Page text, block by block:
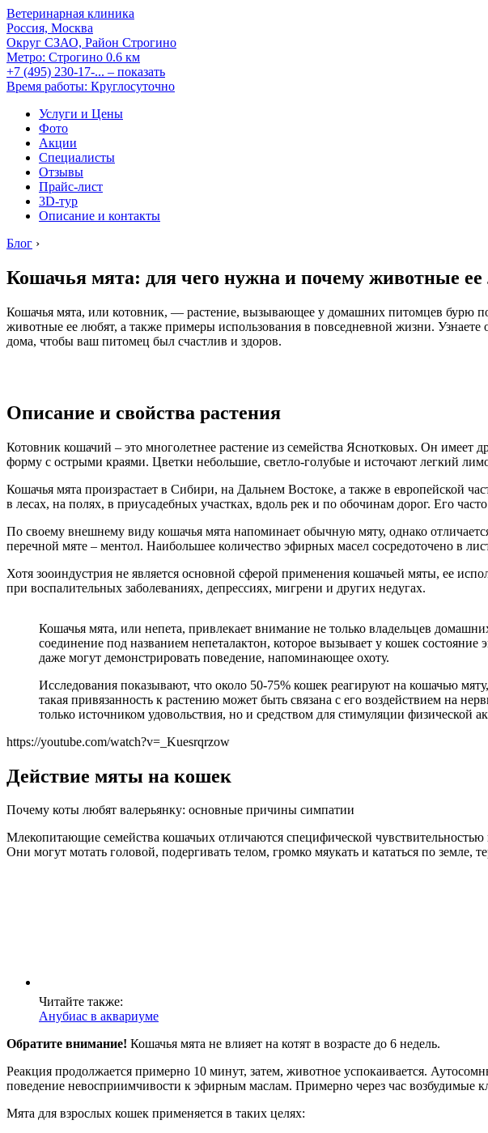
Ветеринарная клиника
Россия, Москва
Округ СЗАО, Район Строгино
Метро: Строгино 0.6 км
+7 (495) 230-17-... – показать
Время работы: Круглосуточно
Услуги и Цены
Фото
Акции
Специалисты
Отзывы
Прайс-лист
3D-тур
Описание и контакты
Блог ›
Кошачья мята: для чего нужна и почему животные ее
Кошачья мята, или котовник, — растение, вызывающее у домашних питомцев бурю
животные ее любят, а также примеры использования в повседневной жизни.
дома, чтобы ваш питомец был счастлив и здоров.
Описание и свойства растения
Котовник кошачий – это многолетнее растение из семейства Яснотковых. Он
форму с острыми краями. Цветки небольшие, светло-голубые и источают легкий
Кошачья мята произрастает в Сибири, на Дальнем Востоке, а также в европейской
в лесах, на полях, в приусадебных участках, вдоль рек и по обочинам дорог. Его
По своему внешнему виду кошачья мята напоминает обычную мяту, однако
перечной мяте – ментол. Наибольшее количество эфирных масел сосредоточено в
Хотя зооиндустрия не является основной сферой применения кошачьей мяты, ее
при воспалительных заболеваниях, депрессиях, мигрени и других недугах.
Кошачья мята, или непета, привлекает внимание не только владельцев
соединение под названием непеталактон, которое вызывает у кошек
даже могут демонстрировать поведение, напоминающее охоту.
Исследования показывают, что около 50-75% кошек реагируют на кошачью
такая привязанность к растению может быть связана с его воздействием на
только источником удовольствия, но и средством для стимуляции
https://youtube.com/watch?v=_Kuesrqrzow
Действие мяты на кошек
Почему коты любят валерьянку: основные причины симпатии
Млекопитающие семейства кошачьих отличаются специфической
Они могут мотать головой, подергивать телом, громко мяукать и кататься по земле,
Читайте также:
Анубиас в аквариуме
Обратите внимание! Кошачья мята не влияет на котят в возрасте до 6 недель.
Реакция продолжается примерно 10 минут, затем, животное успокаивается.
поведение невосприимчивости к эфирным маслам. Примерно через час возбудимые
Мята для взрослых кошек применяется в таких целях: